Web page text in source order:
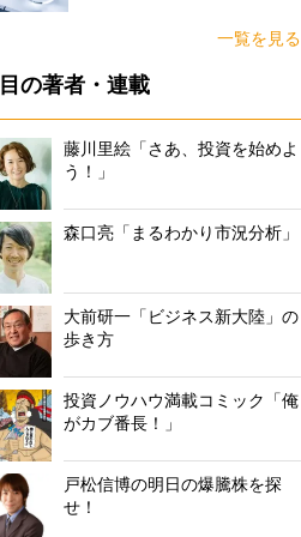
一覧を見る
の著者・連載
藤川里絵「さあ、投資を始めよ
う！」
森口亮「まるわかり市況分析」
大前研一「ビジネス新大陸」の
歩き方
投資ノウハウ満載コミック「俺
がカブ番長！」
戸松信博の明日の爆騰株を探
せ！